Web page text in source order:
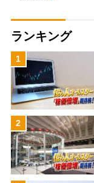
ランキング
1
2